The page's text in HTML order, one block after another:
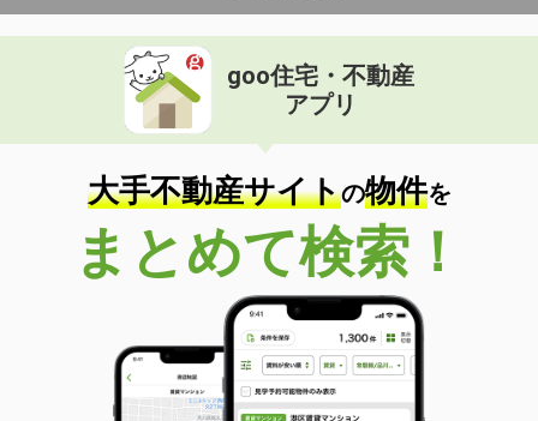
宮崎県宮崎市中津瀬町
価 格
住 所
宮崎県宮崎市中津瀬町
専有面積 19.87m²
間取り
1K
宮崎県延岡市野田３
価 格
4.70万円
宮崎県延岡市野田３
46.49m²
間取り
2DK
宮崎県宮崎市高岡町飯田 ３丁目
goo住宅・不動産
アプリ
大手不動産サイトの物件を
まとめて検索！